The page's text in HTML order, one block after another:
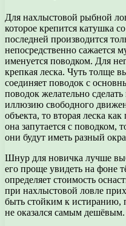
Для нахлыстовой рыбной
которое крепится катушка
последней производится
непосредственно сажается
именуется поводком. Для
крепкая леска. Чуть толще
соединяет поводок с
поводок желательно
иллюзию свободного
объекта, то вторая леска
она запутается с поводком,
они будут иметь разный
Шнур для новичка лучше
его проще увидеть на фоне
определяет стоимость
при нахлыстовой ловле
быть стойким к истиранию,
не оказался самым дешёвым.